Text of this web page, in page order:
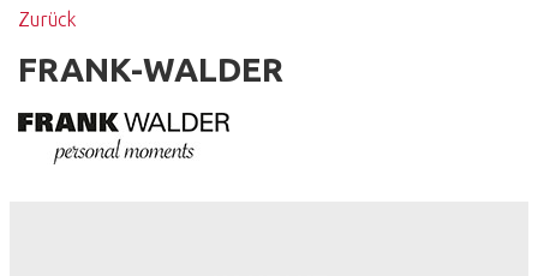
Zurück
FRANK-WALDER